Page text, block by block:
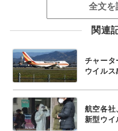
全文を
関連
チャータ
ウイルス
航空各社
新型ウイ